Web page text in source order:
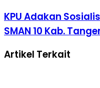
KPU Adakan
SMAN 10 Kab.
Artikel Terkait